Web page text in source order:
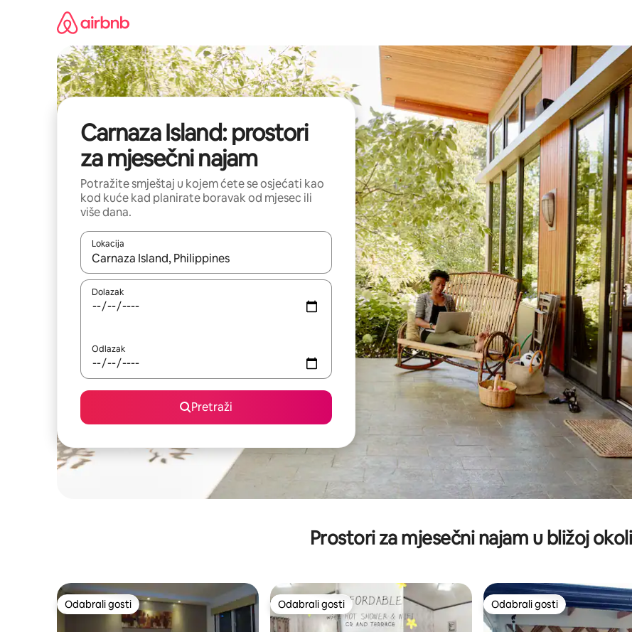
Carnaza Island: prostori
za mjesečni najam
Potražite smještaj u kojem ćete se osjećati kao
kod kuće kad planirate boravak od mjesec ili
više dana.
Lokacija
Kada budu dostupni rezultati, moći ćete ih pregledati koristeći se strelicama prema gore i prema dolje, kao i dodirom
Dolazak
Odlazak
Pretraži
Prostori za mjesečni najam u bližoj
Odabrali gosti
Odabrali gosti Odabrali gosti
Odabrali gosti Odabrali gosti
Odabrali gosti